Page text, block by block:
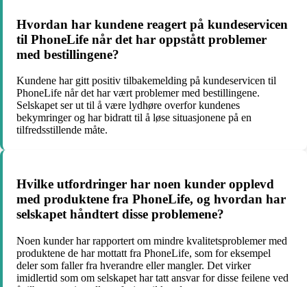
Hvordan har kundene reagert på kundeservicen
til PhoneLife når det har oppstått problemer
med bestillingene?
Kundene har gitt positiv tilbakemelding på kundeservicen til
PhoneLife når det har vært problemer med bestillingene.
Selskapet ser ut til å være lydhøre overfor kundenes
bekymringer og har bidratt til å løse situasjonene på en
tilfredsstillende måte.
Hvilke utfordringer har noen kunder opplevd
med produktene fra PhoneLife, og hvordan har
selskapet håndtert disse problemene?
Noen kunder har rapportert om mindre kvalitetsproblemer med
produktene de har mottatt fra PhoneLife, som for eksempel
deler som faller fra hverandre eller mangler. Det virker
imidlertid som om selskapet har tatt ansvar for disse feilene ved